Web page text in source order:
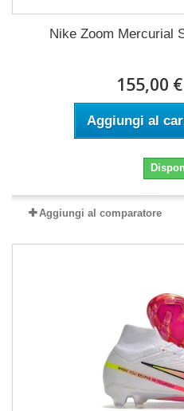
Nike Zoom Mercurial
155,00 €
Aggiungi al
Aggiungi al comparatore